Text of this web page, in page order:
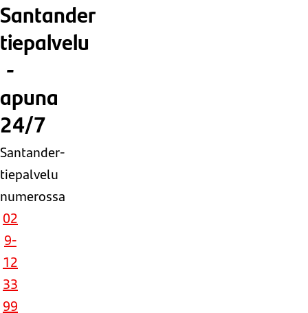
Santander
tiepalvelu
-
apuna
24/7
Santander-
tiepalvelu
numerossa
02
9-
12
33
99